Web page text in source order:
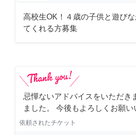
高校生OK！４歳の子供と遊びな
てくれる方募集
忌憚ないアドバイスをいただき
ました。 今後もよろしくお願い
依頼されたチケット